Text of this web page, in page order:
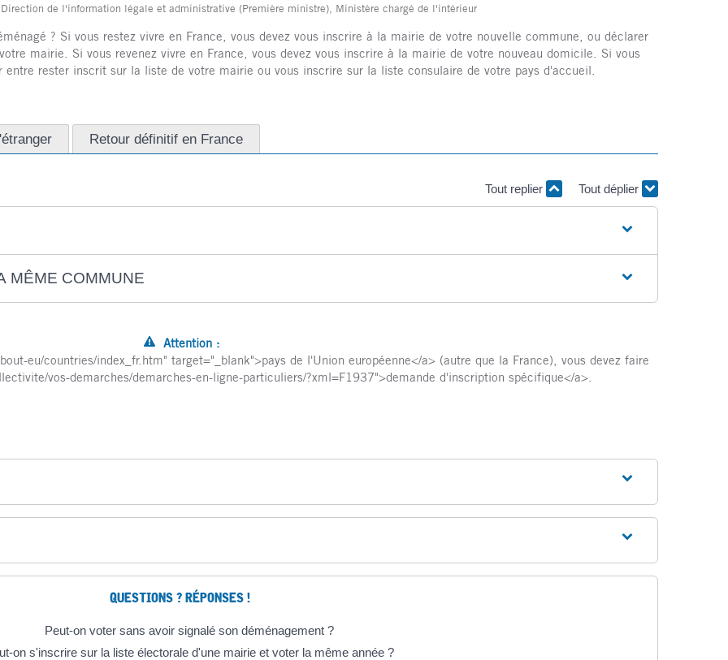
de l'information légale et administrative (Première ministre), Ministère chargé de l'intérieur
? Si vous restez vivre en France, vous devez vous inscrire à la mairie de votre nouvelle commune, ou déclarer
mairie. Si vous revenez vivre en France, vous devez vous inscrire à la mairie de votre nouveau domicile. Si vous
entre rester inscrit sur la liste de votre mairie ou vous inscrire sur la liste consulaire de votre pays d'accueil.
Retour définitif en France
Tout replier Tout déplier
MÊME COMMUNE
Attention :
eu/countries/index_fr.htm" target="_blank">pays de l'Union européenne</a> (autre que la France), vous devez faire
vos-demarches/demarches-en-ligne-particuliers/?xml=F1937">demande d'inscription spécifique</a>.
QUESTIONS ? RÉPONSES !
Peut-on voter sans avoir signalé son déménagement ?
on s'inscrire sur la liste électorale d'une mairie et voter la même année ?